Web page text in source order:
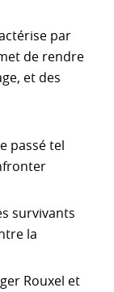
par
de rendre
et des
passé tel
survivants
la
Rouxel et